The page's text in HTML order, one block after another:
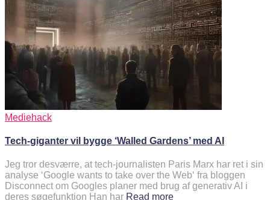
Mediehack
Tech-giganter vil bygge ‘Walled Gardens’ med AI
Jeg tror desværre, at tech-journalisten Paris Marx har ret i sin
analyse ‘Google wants to take over the Web‘ fra bloggen
Disconnect om Googles planer med brug af generativ AI i
deres søgefunktion Han har Read more